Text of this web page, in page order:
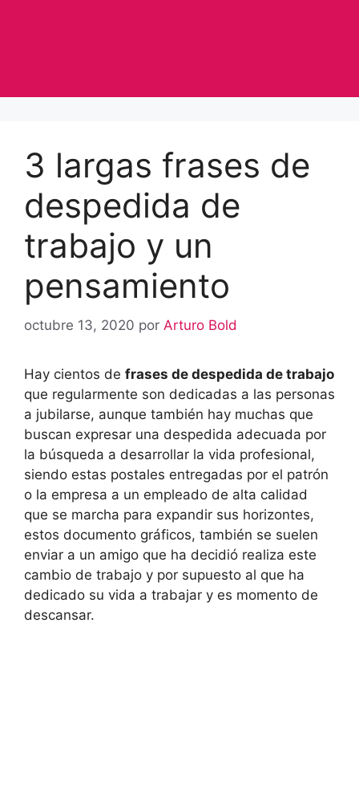
3 largas frases de
despedida de
trabajo y un
pensamiento
octubre 13, 2020 por Arturo Bold
Hay cientos de frases de despedida de trabajo
que regularmente son dedicadas a las personas
a jubilarse, aunque también hay muchas que
buscan expresar una despedida adecuada por
la búsqueda a desarrollar la vida profesional,
siendo estas postales entregadas por el patrón
o la empresa a un empleado de alta calidad
que se marcha para expandir sus horizontes,
estos documento gráficos, también se suelen
enviar a un amigo que ha decidió realiza este
cambio de trabajo y por supuesto al que ha
dedicado su vida a trabajar y es momento de
descansar.